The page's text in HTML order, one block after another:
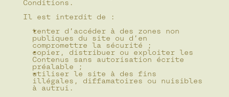
Conditions.
Il est interdit de :
tenter d’accéder à des zones non
publiques du site ou d’en
compromettre la sécurité ;
copier, distribuer ou exploiter les
Contenus sans autorisation écrite
préalable ;
utiliser le site à des fins
illégales, diffamatoires ou nuisibles
à autrui.